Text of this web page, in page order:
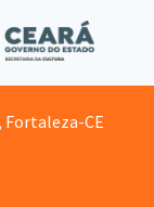
Fortaleza-CE